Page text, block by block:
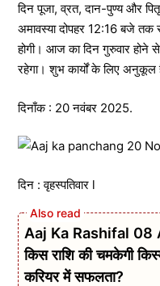
दिन पूजा, व्रत, दान-पुण्य और पितृ
अमावस्या दोपहर 12:16 बजे तक
होगी। आज का दिन गुरुवार होने
रहेगा। शुभ कार्यों के लिए
दिनाँक : 20 नवंबर 2025.
दिन : वृहस्पतिवार l
Aaj Ka Rashifal 08
किस राशि की चमकेगी
करियर में सफलता?